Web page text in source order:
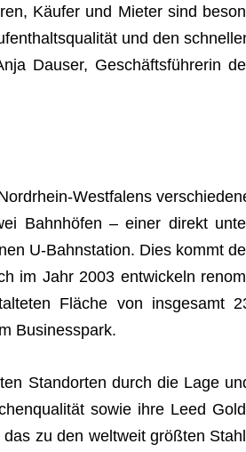
Käu­fer und Mie­ter sind
und den
Dau­ser, Geschäfts­füh­re­rin
West­fa­lens
Bahn­hö­fen – einer direkt
U‑Bahnstation. Dies kommt
im Jahr 2003 ent­wi­ckeln
Flä­che von ins­ge­samt
Businesspark.
Stand­or­ten durch die Lage
sowie ihre Leed
zu den welt­weit größ­ten